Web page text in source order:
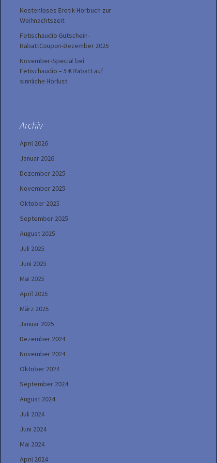
Kostenloses Erotik-Hörbuch zur
Weihnachtszeit
Fetischaudio Gutschein-
RabattCoupon-Dezember 2025
November-Special bei
Fetischaudio – 5 € Rabatt auf
sinnliche Hörlust
Archiv
April 2026
Januar 2026
Dezember 2025
November 2025
Oktober 2025
September 2025
August 2025
Juli 2025
Juni 2025
Mai 2025
April 2025
März 2025
Januar 2025
Dezember 2024
November 2024
Oktober 2024
September 2024
August 2024
Juli 2024
Juni 2024
Mai 2024
April 2024